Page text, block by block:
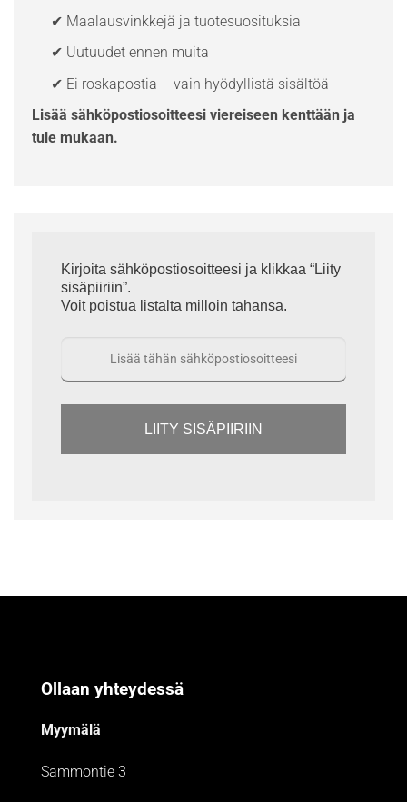
✔ Maalausvinkkejä ja tuotesuosituksia
✔ Uutuudet ennen muita
✔ Ei roskapostia – vain hyödyllistä sisältöä
Lisää sähköpostiosoitteesi viereiseen kenttään ja
tule mukaan.
Kirjoita sähköpostiosoitteesi ja klikkaa “Liity
sisäpiiriin”.
Voit poistua listalta milloin tahansa.
LIITY SISÄPIIRIIN
Ollaan yhteydessä
Myymälä
Sammontie 3